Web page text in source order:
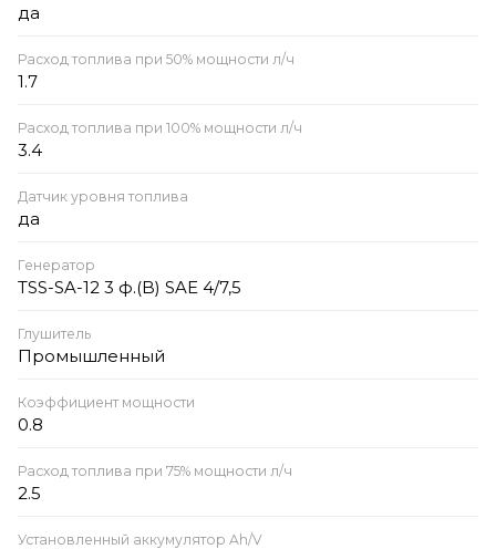
да
Расход топлива при 50% мощности л/ч
1.7
Расход топлива при 100% мощности л/ч
3.4
Датчик уровня топлива
да
Генератор
TSS-SA-12 3 ф.(B) SAE 4/7,5
Глушитель
Промышленный
Коэффициент мощности
0.8
Расход топлива при 75% мощности л/ч
2.5
Установленный аккумулятор Ah/V